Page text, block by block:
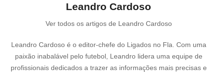
Leandro Cardoso
Ver todos os artigos de Leandro Cardoso
Leandro Cardoso é o editor-chefe do Ligados no Fla. Com uma
paixão inabalável pelo futebol, Leandro lidera uma equipe de
profissionais dedicados a trazer as informações mais precisas e